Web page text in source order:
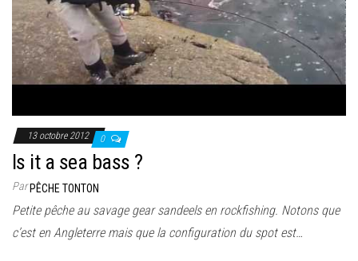
13 octobre 2012 0
Is it a sea bass ?
ParPÊCHE TONTON
Petite pêche au savage gear sandeels en rockfishing. Notons que
c’est en Angleterre mais que la configuration du spot est…